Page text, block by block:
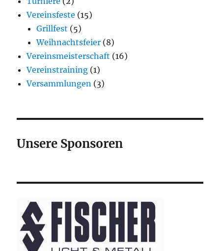
Vereinsfeste (15)
Grillfest (5)
Weihnachtsfeier (8)
Vereinsmeisterschaft (16)
Vereinstraining (1)
Versammlungen (3)
Unsere Sponsoren